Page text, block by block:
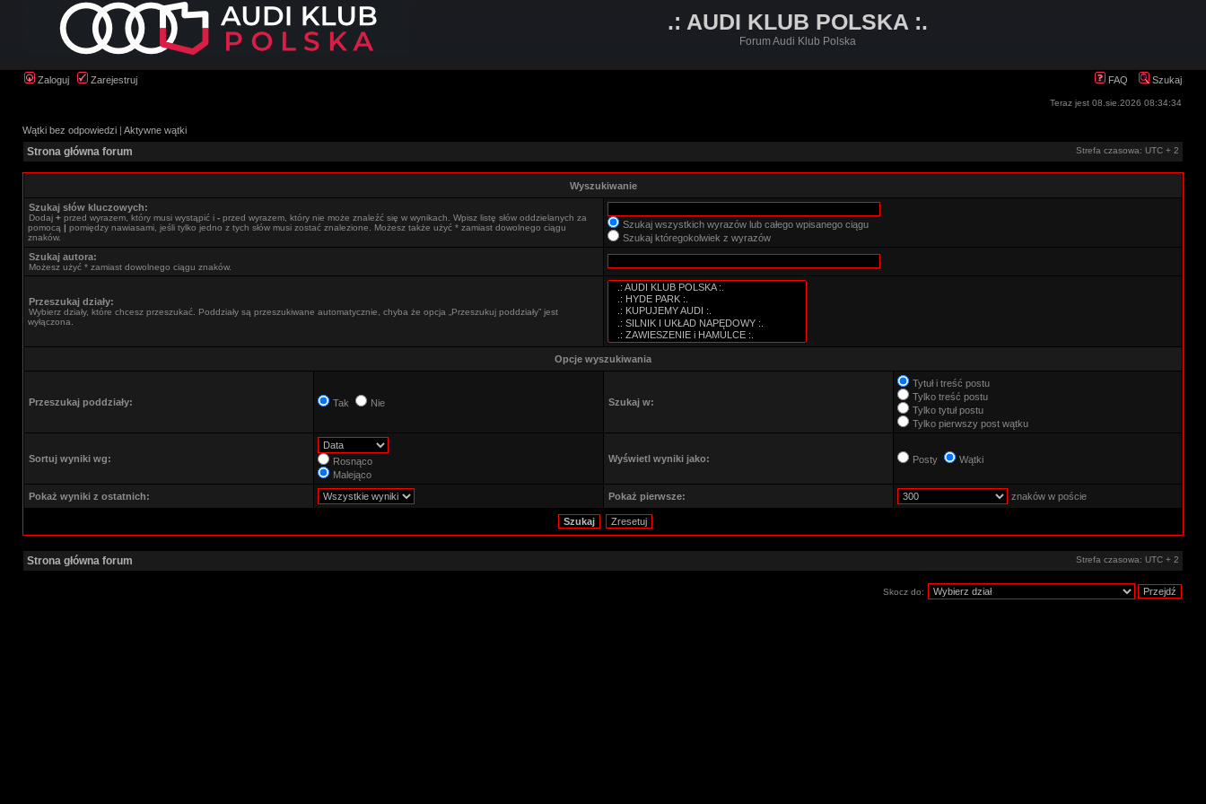
.: AUDI KLUB POLSKA :.
Forum Audi Klub Polska
Zaloguj Zarejestruj FAQ Szukaj
Teraz jest 08.sie.2026 08:34:34
Wątki bez odpowiedzi | Aktywne wątki
Strona główna forum Strefa czasowa: UTC + 2
Wyszukiwanie
Szukaj słów kluczowych:
Dodaj + przed wyrazem, który musi wystąpić i - przed wyrazem, który nie może znaleźć się w wynikach. Wpisz listę słów oddzielanych za
pomocą | pomiędzy nawiasami, jeśli tylko jedno z tych słów musi zostać znalezione. Możesz także użyć * zamiast dowolnego ciągu
znaków.
Szukaj wszystkich wyrazów lub całego wpisanego ciągu
Szukaj któregokolwiek z wyrazów
Szukaj autora:
Możesz użyć * zamiast dowolnego ciągu znaków.
Przeszukaj działy:
Wybierz działy, które chcesz przeszukać. Poddziały są przeszukiwane automatycznie, chyba że opcja „Przeszukuj poddziały” jest
wyłączona.
Opcje wyszukiwania
Przeszukaj poddziały: Tak Nie Szukaj w:
Tytuł i treść postu
Tylko treść postu
Tylko tytuł postu
Tylko pierwszy post wątku
Sortuj wyniki wg:
Rosnąco
Malejąco
Wyświetl wyniki jako: Posty Wątki
Pokaż wyniki z ostatnich: Pokaż pierwsze: znaków w poście
Strona główna forum Strefa czasowa: UTC + 2
Skocz do: